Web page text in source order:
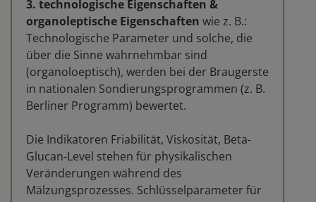
3. technologische Eigenschaften &
organoleptische Eigenschaften wie z. B.:
Technologische Parameter und solche, die
über die Sinne wahrnehmbar sind
(organoloeptisch), werden bei der Braugerste
in nationalen Sondierungsprogrammen (z. B.
Berliner Programm) bewertet.
Die Indikatoren Friabilität, Viskosität, Beta-
Glucan-Level stehen für physikalischen
Veränderungen während des
Mälzungsprozesses. Schlüsselparameter für